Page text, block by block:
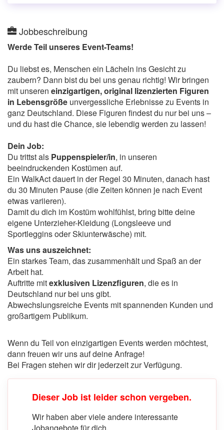
Jobbeschreibung
Werde Teil unseres Event-Teams!
Du liebst es, Menschen ein Lächeln ins Gesicht zu
zaubern? Dann bist du bei uns genau richtig! Wir bringen
mit unseren einzigartigen, original lizenzierten Figuren
in Lebensgröße unvergessliche Erlebnisse zu Events in
ganz Deutschland. Diese Figuren findest du nur bei uns –
und du hast die Chance, sie lebendig werden zu lassen!
Dein Job:
Du trittst als Puppenspieler/in, in unseren
beeindruckenden Kostümen auf.
Ein WalkAct dauert in der Regel 30 Minuten, danach hast
du 30 Minuten Pause (die Zeiten können je nach Event
etwas variieren).
Damit du dich im Kostüm wohlfühlst, bring bitte deine
eigene Unterzieher-Kleidung (Longsleeve und
Sportleggins oder Skiunterwäsche) mit.
Was uns auszeichnet:
Ein starkes Team, das zusammenhält und Spaß an der
Arbeit hat.
Auftritte mitexklusiven Lizenzfiguren, die es in
Deutschland nur bei uns gibt.
Abwechslungsreiche Events mit spannenden Kunden und
großartigem Publikum.
Wenn du Teil von einzigartigen Events werden möchtest,
dann freuen wir uns auf deine Anfrage!
Bei Fragen stehen wir dir jederzeit zur Verfügung.
Dieser Job ist leider schon vergeben.
Wir haben aber viele andere interessante
Jobangebote für dich.